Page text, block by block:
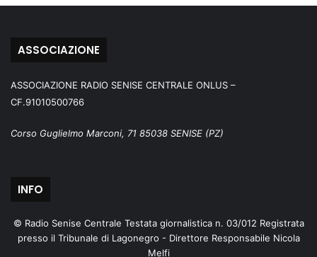
ASSOCIAZIONE
ASSOCIAZIONE RADIO SENISE CENTRALE ONLUS –
CF.91010500766
Corso Guglielmo Marconi, 71 85038 SENISE (PZ)
INFO
© Radio Senise Centrale Testata giornalistica n. 03/012 Registrata
presso il Tribunale di Lagonegro - Direttore Responsabile Nicola
Melfi